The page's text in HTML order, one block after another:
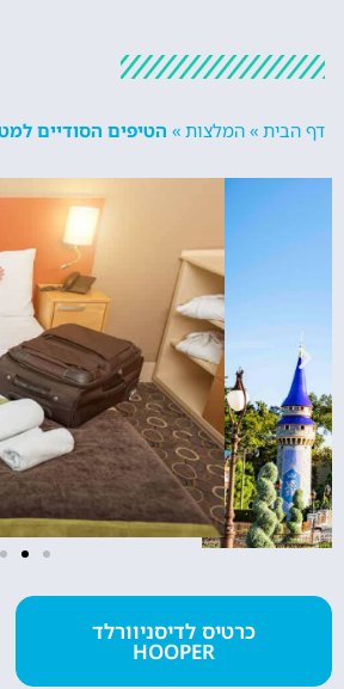
דף הבית » המלצות » הטיפים הסודיים
מלונות
כרטיס לדיסניוורלד
HOOPER